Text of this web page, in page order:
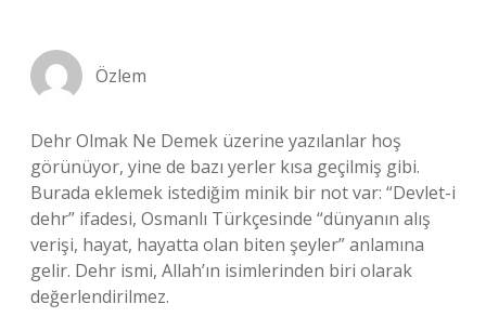
Özlem
Dehr Olmak Ne Demek üzerine yazılanlar hoş
görünüyor, yine de bazı yerler kısa geçilmiş gibi.
Burada eklemek istediğim minik bir not var: “Devlet-i
dehr” ifadesi, Osmanlı Türkçesinde “dünyanın alış
verişi, hayat, hayatta olan biten şeyler” anlamına
gelir. Dehr ismi, Allah’ın isimlerinden biri olarak
değerlendirilmez.